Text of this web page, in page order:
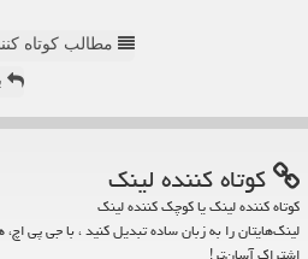
مطالب کوتاه
كوتاه كننده لینك
کوتاه کننده لینک یا کوچک کننده لینک
لینک‌هایتان را به زبان ساده تبدیل کنید ، با جی پی اچ،